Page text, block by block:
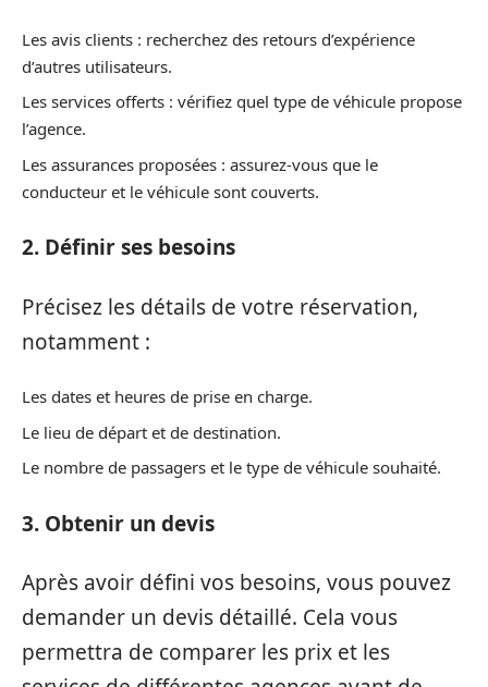
Les avis clients : recherchez des retours d’expérience
d’autres utilisateurs.
Les services offerts : vérifiez quel type de véhicule propose
l’agence.
Les assurances proposées : assurez-vous que le
conducteur et le véhicule sont couverts.
2. Définir ses besoins
Précisez les détails de votre réservation,
notamment :
Les dates et heures de prise en charge.
Le lieu de départ et de destination.
Le nombre de passagers et le type de véhicule souhaité.
3. Obtenir un devis
Après avoir défini vos besoins, vous pouvez
demander un devis détaillé. Cela vous
permettra de comparer les prix et les